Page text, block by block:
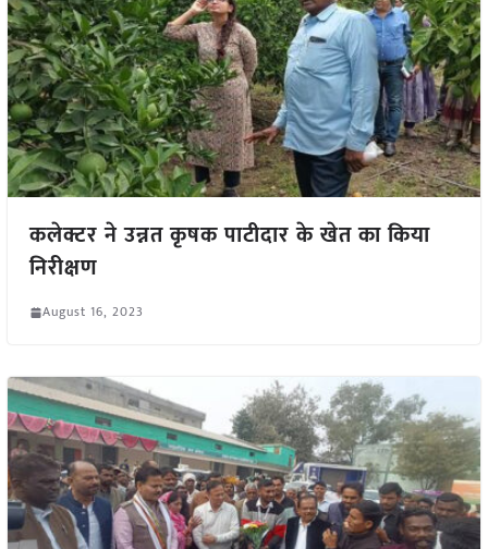
कलेक्टर ने उन्नत कृषक पाटीदार के खेत का किया
निरीक्षण
August 16, 2023